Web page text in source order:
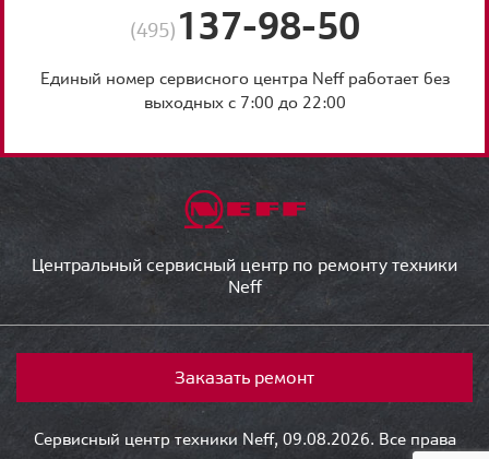
(495) 137-98-50
Единый номер сервисного центра Neff работает без
выходных с 7:00 до 22:00
Центральный сервисный центр по ремонту техники
Neff
Заказать ремонт
Сервисный центр техники Neff, 09.08.2026. Все права